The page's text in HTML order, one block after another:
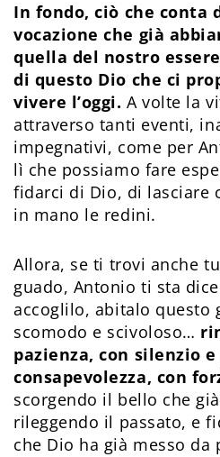
In fondo, ciò che conta
vocazione che già
quella del nostro
di questo Dio che ci
vivere l’oggi.A volte la
attraverso tanti eventi,
impegnativi, come per
lì che possiamo fare
fidarci di Dio, di lasciare
in mano le redini.
Allora, se ti trovi anche
guado, Antonio ti sta
accoglilo, abitalo questo
scomodo e scivoloso…
pazienza, con silenzio
consapevolezza, con
scorgendo il bello che
rileggendo il passato, e
che Dio ha già messo da